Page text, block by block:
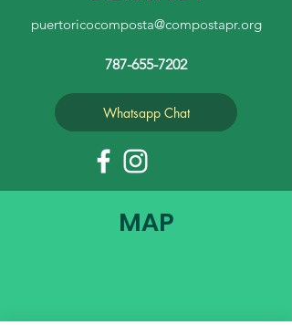
puertoricocomposta@compostapr.org
787-655-7202
Whatsapp Chat
MAP